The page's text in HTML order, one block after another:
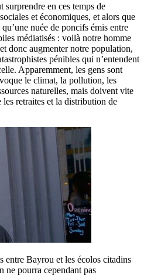
surprendre en ces temps de
et économiques, et alors que
nuée de poncifs émis entre
médiatisés : voilà notre homme
donc augmenter notre population,
pénibles qui n’entendent
Apparemment, les gens sont
le climat, la pollution, les
naturelles, mais doivent vite
retraites et la distribution de
entre Bayrou et les écolos citadins
ne pourra cependant pas